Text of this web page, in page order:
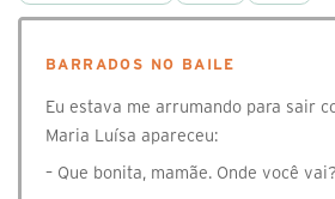
BARRADOS NO BAILE
Eu estava me arrumando para sair
Maria Luísa apareceu:
– Que bonita, mamãe. Onde você vai?